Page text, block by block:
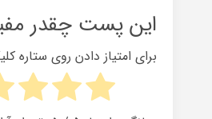
این پست چقدر
برای امتیاز دادن روی ستاره